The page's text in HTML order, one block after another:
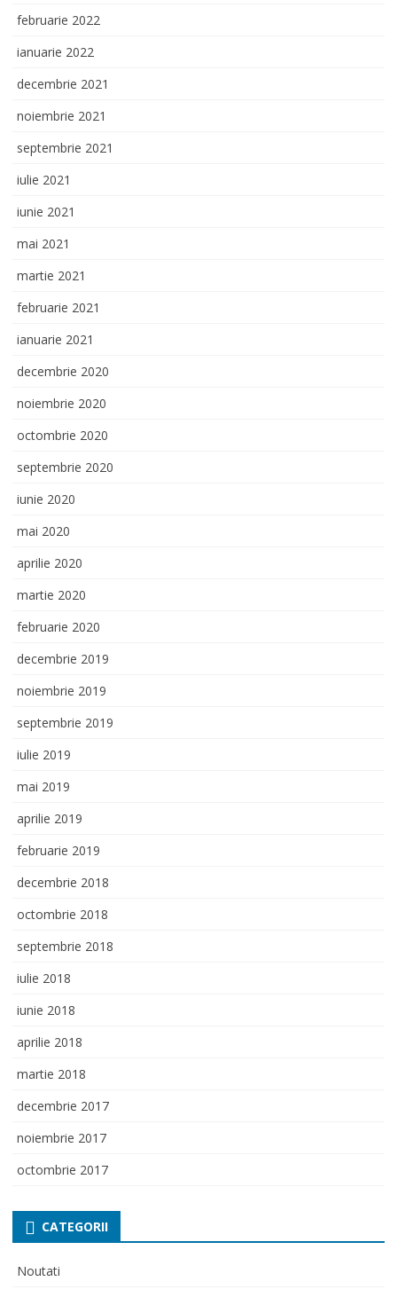
februarie 2022
ianuarie 2022
decembrie 2021
noiembrie 2021
septembrie 2021
iulie 2021
iunie 2021
mai 2021
martie 2021
februarie 2021
ianuarie 2021
decembrie 2020
noiembrie 2020
octombrie 2020
septembrie 2020
iunie 2020
mai 2020
aprilie 2020
martie 2020
februarie 2020
decembrie 2019
noiembrie 2019
septembrie 2019
iulie 2019
mai 2019
aprilie 2019
februarie 2019
decembrie 2018
octombrie 2018
septembrie 2018
iulie 2018
iunie 2018
aprilie 2018
martie 2018
decembrie 2017
noiembrie 2017
octombrie 2017
CATEGORII
Noutati